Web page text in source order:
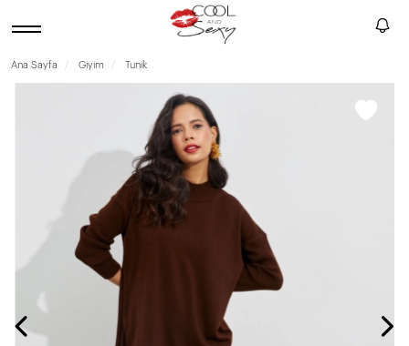
Ana Sayfa Giyim Tunik